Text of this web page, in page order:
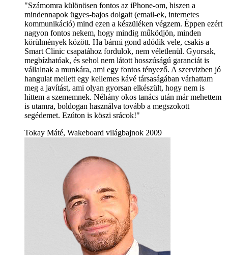
"Számomra különösen fontos az iPhone-om, hiszen a
mindennapok ügyes-bajos dolgait (email-ek, internetes
kommunikáció) mind ezen a készüléken végzem. Éppen ezért
nagyon fontos nekem, hogy mindig működjön, minden
körülmények között. Ha bármi gond adódik vele, csakis a
Smart Clinic csapatához fordulok, nem véletlenül. Gyorsak,
megbízhatóak, és sehol nem látott hosszúságú garanciát is
vállalnak a munkára, ami egy fontos tényező. A szervizben jó
hangulat mellett egy kellemes kávé társaságában várhattam
meg a javítást, ami olyan gyorsan elkészült, hogy nem is
hittem a szememnek. Néhány okos tanács után már mehettem
is utamra, boldogan használva tovább a megszokott
segédemet. Ezúton is köszi srácok!"
Tokay Máté, Wakeboard világbajnok 2009